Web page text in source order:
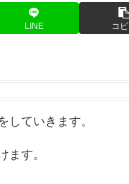
LINE コ
ていきます。
ます。